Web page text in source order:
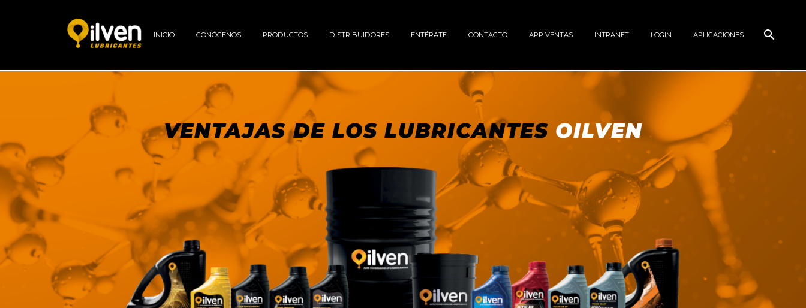
INICIO CONÓCENOS PRODUCTOS DISTRIBUIDORES ENTÉRATE CONTACTO APP VENTAS INTRANET LOGIN APLICACIONES
VENTAJAS DE LOS LUBRICANTES OILVEN